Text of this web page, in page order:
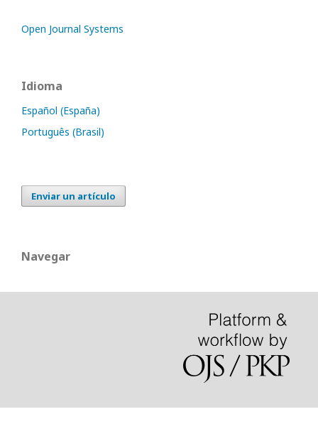
Open Journal Systems
Idioma
Español (España)
Português (Brasil)
Enviar un artículo
Navegar